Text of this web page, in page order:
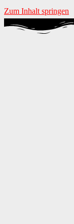
Zum Inhalt springen